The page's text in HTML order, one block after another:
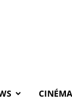
CINÉMA